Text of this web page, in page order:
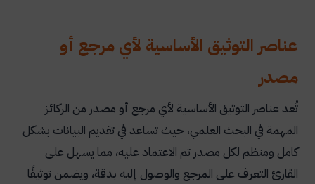
عناصر التوثيق الأساسية لأي مرجع أو
مصدر
تُعد عناصر التوثيق الأساسية لأي مرجع أو مصدر من الركائز
المهمة في البحث العلمي، حيث تساعد في تقديم البيانات بشكل
كامل ومنظم لكل مصدر تم الاعتماد عليه، مما يسهل على
القارئ التعرف على المرجع والوصول إليه بدقة، ويضمن توثيقًا